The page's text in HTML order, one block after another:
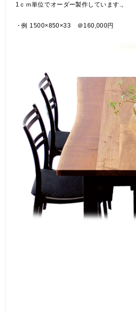
1ｃｍ単位でオーダー製作しています.。
・例 1500×850×33 ＠160,000円